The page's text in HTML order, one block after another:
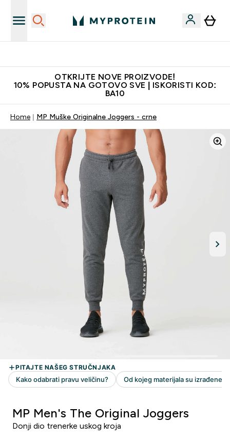
OTKRIJTE NOVE PROIZVODE!
10% POPUSTA NA GOTOVO SVE | ISKORISTI KOD:
BA10
Home MP Muške Originalne Joggers - crne
MP Men's The Original Joggers
Donji dio trenerke uskog kroja